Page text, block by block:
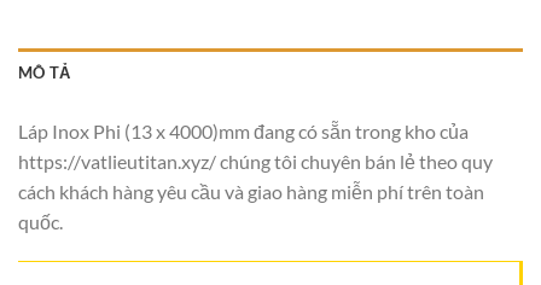
MÔ TẢ
Láp Inox Phi (13 x 4000)mm đang có sẵn trong kho của
https://vatlieutitan.xyz/ chúng tôi chuyên bán lẻ theo quy
cách khách hàng yêu cầu và giao hàng miễn phí trên toàn
quốc.